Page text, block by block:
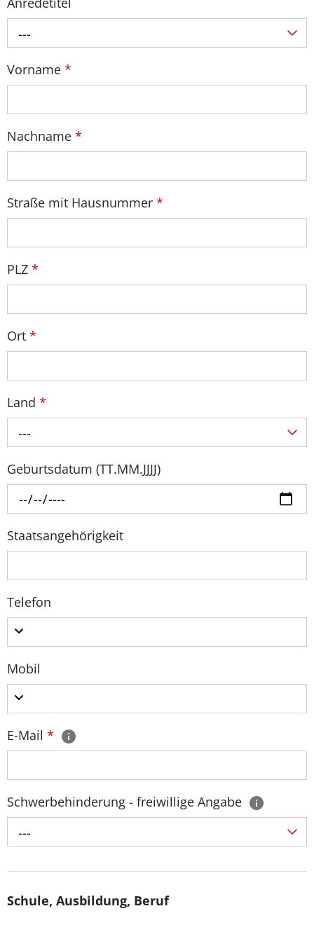
---
Vorname *
Nachname *
Straße mit Hausnummer *
PLZ *
Ort *
Land *
---
Geburtsdatum (TT.MM.JJJJ)
Staatsangehörigkeit
Telefon
Mobil
E-Mail *
Schwerbehinderung - freiwillige Angabe
---
Schule, Ausbildung, Beruf